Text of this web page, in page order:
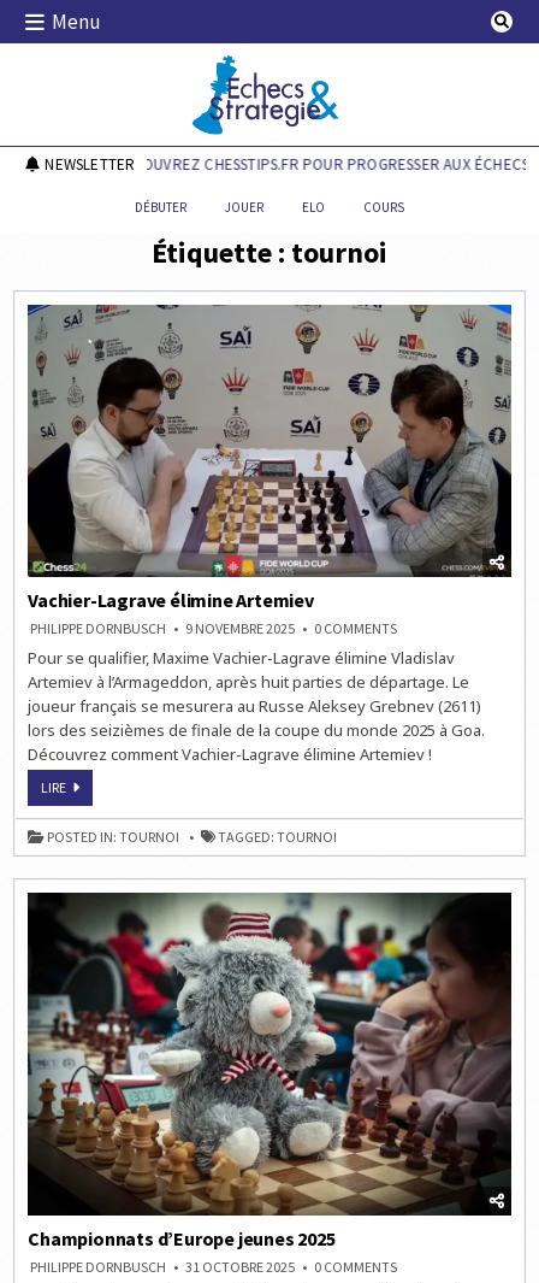
Skip
Menu
Echecs & Stratégie
NEWSLETTERDÉCOUVREZ CHESSTIPS.FR POUR PROGRESSER AUX ÉCHECS !
DÉBUTER JOUER ELO COURS
Étiquette : tournoi
Vachier-Lagrave élimine Artemiev
PHILIPPE DORNBUSCH 9 NOVEMBRE 2025 0 COMMENTSON
LAGRAVE
ARTEMIEV
Pour se qualifier, Maxime Vachier-Lagrave élimine Vladislav
Artemiev à l’Armageddon, après huit parties de départage. Le
joueur français se mesurera au Russe Aleksey Grebnev (2611)
lors des seizièmes de finale de la coupe du monde 2025 à Goa.
Découvrez comment Vachier-Lagrave élimine Artemiev !
LIREVACHIER-
ÉLIMINE
ARTEMIEV
POSTED IN:TOURNOI TAGGED:TOURNOI
Championnats d’Europe jeunes 2025
PHILIPPE DORNBUSCH 31 OCTOBRE 2025 0 COMMENTSON